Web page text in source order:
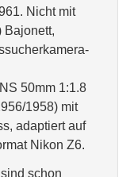
Nicht mit
Bajonett,
50mm 1:1.8
1958) mit
adaptiert auf
Nikon Z6.
schon